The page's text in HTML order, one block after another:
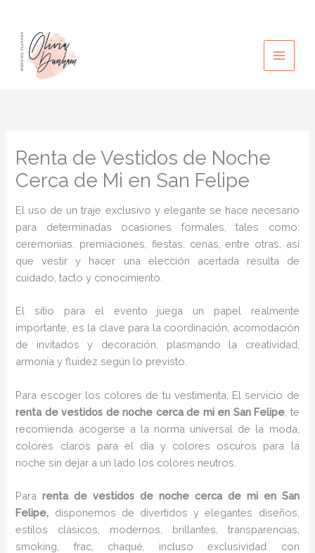
contenido
Renta de Vestidos de Noche
Cerca de Mi en San Felipe
El uso de un traje exclusivo y elegante se hace necesario
para determinadas ocasiones formales, tales como:
ceremonias, premiaciones, fiestas, cenas, entre otras, así
que vestir y hacer una elección acertada resulta de
cuidado, tacto y conocimiento.
El sitio para el evento juega un papel realmente
importante, es la clave para la coordinación, acomodación
de invitados y decoración, plasmando la creatividad,
armonía y fluidez según lo previsto.
Para escoger los colores de tu vestimenta, El servicio de
renta de vestidos de noche cerca de mi en San Felipe , te
recomienda acogerse a la norma universal de la moda,
colores claros para el día y colores oscuros para la
noche sin dejar a un lado los colores neutros.
Pararenta de vestidos de noche cerca de mien San
Felipe, disponemos de divertidos y elegantes diseños,
estilos clásicos, modernos, brillantes, transparencias,
smoking, frac, chaqué, incluso exclusividad con